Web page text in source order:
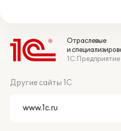
Отраслевые
и
1С:Предприятие
Другие сайты 1С